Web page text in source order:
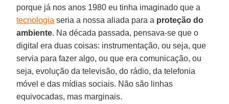
porque já nos anos 1980 eu tinha imaginado que a
tecnologia seria a nossa aliada para a proteção do
ambiente. Na década passada, pensava-se que o
digital era duas coisas: instrumentação, ou seja, que
servia para fazer algo, ou que era comunicação, ou
seja, evolução da televisão, do rádio, da telefonia
móvel e das mídias sociais. Não são linhas
equivocadas, mas marginais.